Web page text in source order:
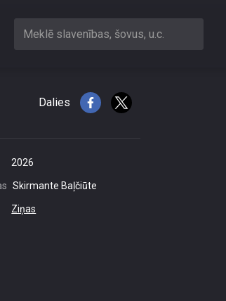
Meklē slavenības, šovus, u.c.
Dalies
2026
Skirmante Baļčiūte
Ziņas